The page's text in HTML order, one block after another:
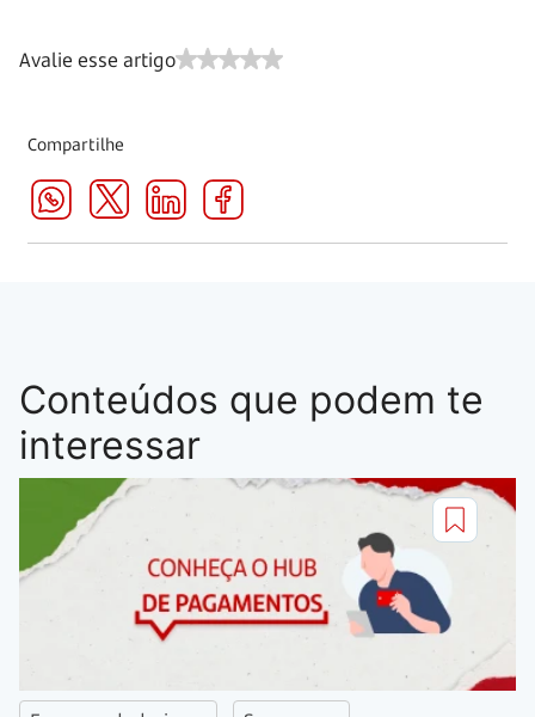
Avalie esse artigo
Compartilhe
Conteúdos que podem te
interessar